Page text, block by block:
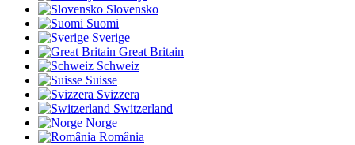
Slovensko
Suomi
Sverige
Great Britain
Schweiz
Suisse
Svizzera
Switzerland
Norge
România